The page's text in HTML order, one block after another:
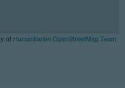
of Humanitarian OpenStreetMap Team